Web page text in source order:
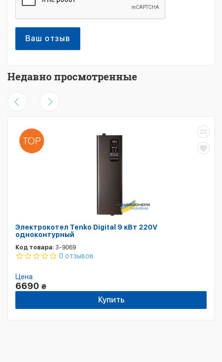
Ваш отзыв
Недавно просмотренные
Электрокотел Tenko Digital 9 кВт 220V
одноконтурный
Код товара: 3-9069
0 отзывов
Цена
6690 ₴
Купить